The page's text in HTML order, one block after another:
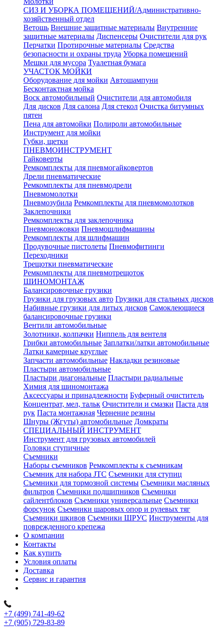
СИЗ И УБОРКА ПОМЕЩЕНИЙ/Административно-
хозяйственный отдел
Ветошь Внешние защитные материалы Внутренние
защитные материалы Диспенсеры Очистители для рук
Перчатки Протирочные материалы Средства
безопасности и охраны труда Уборка помещений
Мешки для мусора Туалетная бумага
УЧАСТОК МОЙКИ
Оборудование для мойки Автошампуни
Бесконтактная мойка
Воск автомобильный Очистители для автомобиля
Для дисков Для салона Для стекол Очистка битумных
пятен
Пена для автомойки Полироли автомобильные
Инструмент для мойки
Губки, щетки
ПНЕВМОИНСТРУМЕНТ
Гайковерты
Ремкомплекты для пневмогайковертов
Дрели пневматические
Ремкомплекты для пневмодрели
Пневмомолотки
Пневмозубила Ремкомплекты для пневмомолотков
Заклепочники
Ремкомплекты для заклепочника
Пневмоножовки Пневмошлифмашины
Ремкомплекты для шлифмашин
Продувочные пистолеты Пневмофитинги
Переходники
Трещотки пневматические
Ремкомплекты для пневмотрещоток
ШИНОМОНТАЖ
Балансировочные грузики
Грузики для грузовых авто Грузики для стальных дисков
Набивные грузики для литых дисков Самоклеющиеся
балансировочные грузики
Вентили автомобильные
Золотники, колпачки Ниппель для вентеля
Грибки автомобильные Заплатки/латки автомобильные
Латки камерные круглые
Запчасти автомобильные Накладки резиновые
Пластыри автомобильные
Пластыри диагональные Пластыри радиальные
Химия для шиномонтажа
Аксессуары и принадлежности Буферный очиститель
Концентрат, мел, тальк Очистители и смазки Паста для
рук Паста монтажная Чернение резины
Шнуры (Жгуты) автомобильные Домкраты
СПЕЦИАЛЬНЫЙ ИНСТРУМЕНТ
Инструмент для грузовых автомобилей
Головки ступичные
Съемники
Наборы съемников Ремкомплекты к съемникам
Съемник для набора JTC Съемники для ступиц
Съемники для тормозной системы Съемники масляных
фильтров Съемники подшипников Съемники
сайлентблоков Съемники универсальные Съемники
форсунок Съемники шаровых опор и рулевых тяг
Съемники шкивов Съемники ШРУС Инструменты для
поврежденного крепежа
О компании
Контакты
Как купить
Условия оплаты
Доставка
Сервис и гарантия
+7 (499) 741-49-62
+7 (905) 729-83-89